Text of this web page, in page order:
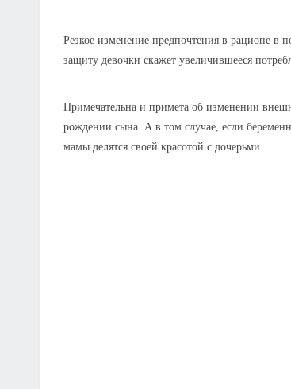
Резкое изменение предпочтения в рационе в
защиту девочки скажет увеличившееся
Примечательна и примета об изменении
рождении сына. А в том случае, если
мамы делятся своей красотой с дочерьми.